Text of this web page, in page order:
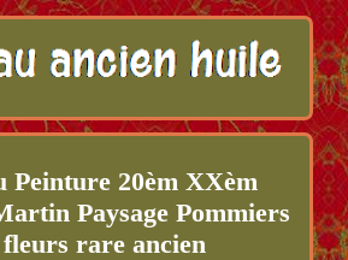
Peinture 20èm XXèm
Paysage Pommiers
rare ancien